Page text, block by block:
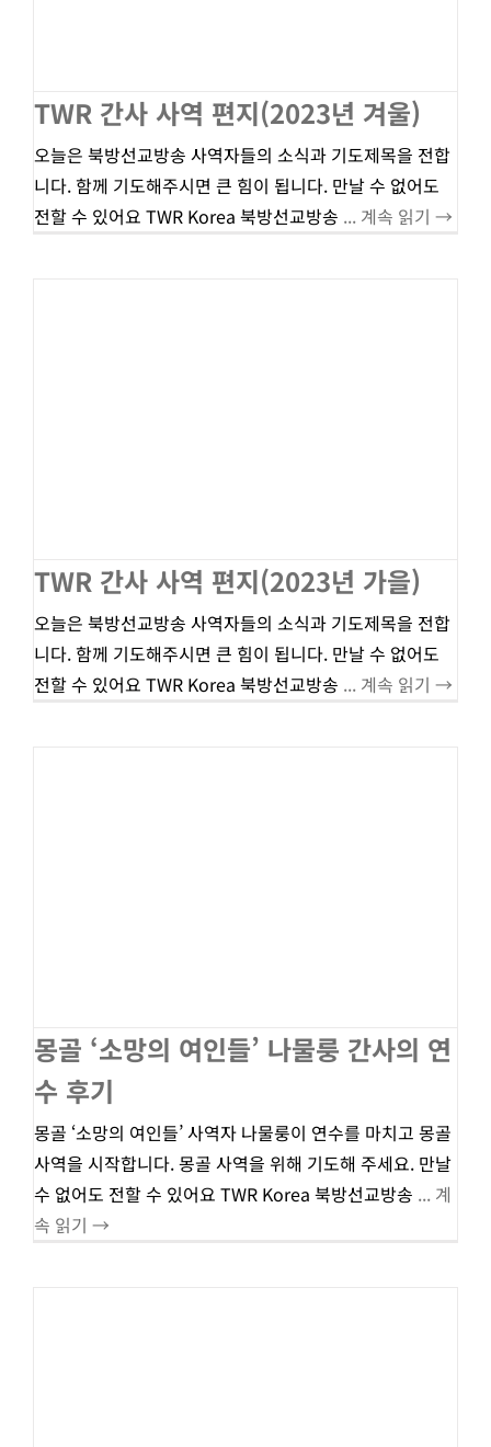
TWR 간사 사역 편지(2023년 겨울)
오늘은 북방선교방송 사역자들의 소식과 기도제목을 전합
니다. 함께 기도해주시면 큰 힘이 됩니다. 만날 수 없어도
전할 수 있어요 TWR Korea 북방선교방송 ... 계속 읽기 →
TWR 간사 사역 편지(2023년 가을)
오늘은 북방선교방송 사역자들의 소식과 기도제목을 전합
니다. 함께 기도해주시면 큰 힘이 됩니다. 만날 수 없어도
전할 수 있어요 TWR Korea 북방선교방송 ... 계속 읽기 →
몽골 ‘소망의 여인들’ 나물룽 간사의 연
수 후기
몽골 ‘소망의 여인들’ 사역자 나물룽이 연수를 마치고 몽골
사역을 시작합니다. 몽골 사역을 위해 기도해 주세요. 만날
수 없어도 전할 수 있어요 TWR Korea 북방선교방송 ... 계
속 읽기 →